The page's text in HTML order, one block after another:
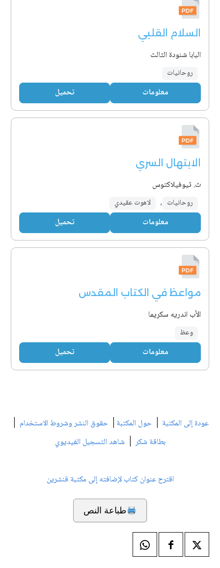
السلام القلبي
البابا شنودة الثالث
روحانيات
معلومات تحميل
الابتهال السري
ث. ثيوفيلاكتوس
روحانيات , لاهوت عقيدي
معلومات تحميل
مواعظ في الكتاب المقدس
الأب اندريه سكريما
وعظ
معلومات تحميل
عودة إلى المكتبة | حول المكتبة | حقوق النشر وشروط الاستخدام |
بطاقة شكر| شاهد التسجيل الفيديوي
اقترح عنوان كتاب لإضافته إلى مكتبة قنشرين
طباعة النص